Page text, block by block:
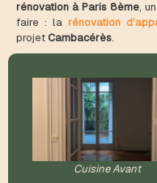
rénovation à Paris 8ème,
faire : la rénovation
projet Cambacérès.
Cuisine Avant